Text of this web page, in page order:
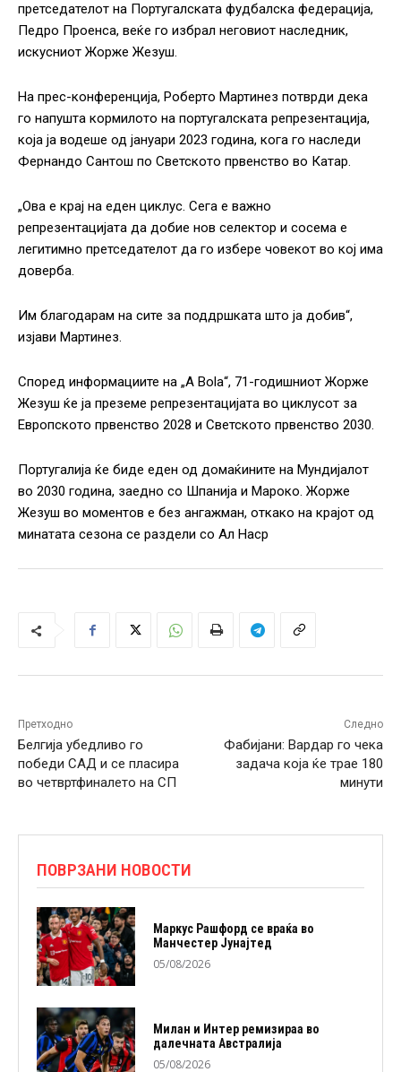
претседателот на Португалската фудбалска федерација,
Педро Проенса, веќе го избрал неговиот наследник,
искусниот Жорже Жезуш.
На прес-конференција, Роберто Мартинез потврди дека
го напушта кормилото на португалската репрезентација,
која ја водеше од јануари 2023 година, кога го наследи
Фернандо Сантош по Светското првенство во Катар.
„Ова е крај на еден циклус. Сега е важно
репрезентацијата да добие нов селектор и сосема е
легитимно претседателот да го избере човекот во кој има
доверба.
Им благодарам на сите за поддршката што ја добив“,
изјави Мартинез.
Според информациите на „A Bola“, 71-годишниот Жорже
Жезуш ќе ја преземе репрезентацијата во циклусот за
Европското првенство 2028 и Светското првенство 2030.
Португалија ќе биде еден од домаќините на Мундијалот
во 2030 година, заедно со Шпанија и Мароко. Жорже
Жезуш во моментов е без ангажман, откако на крајот од
минатата сезона се раздели со Ал Наср
Претходно
Белгија убедливо го
победи САД и се пласира
во четвртфиналето на СП
Следно
Фабијани: Вардар го чека
задача која ќе трае 180
минути
ПОВРЗАНИ НОВОСТИ
Маркус Рашфорд се враќа во
Манчестер Јунајтед
05/08/2026
Милан и Интер ремизираа во
далечната Австралија
05/08/2026